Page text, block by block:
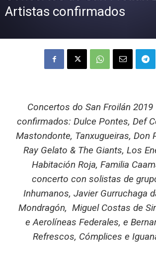
Artistas confirmados
Concertos do San Froilán
confirmados: Dulce Pontes, Def
Mastondonte, Tanxugueiras, Don
Ray Gelato & The Giants, Los
Habitación Roja, Familia
concerto con solistas de
Inhumanos, Javier Gurruchaga
Mondragón, Miguel Costas de
e Aerolíneas Federales, e
Refrescos, Cómplices e